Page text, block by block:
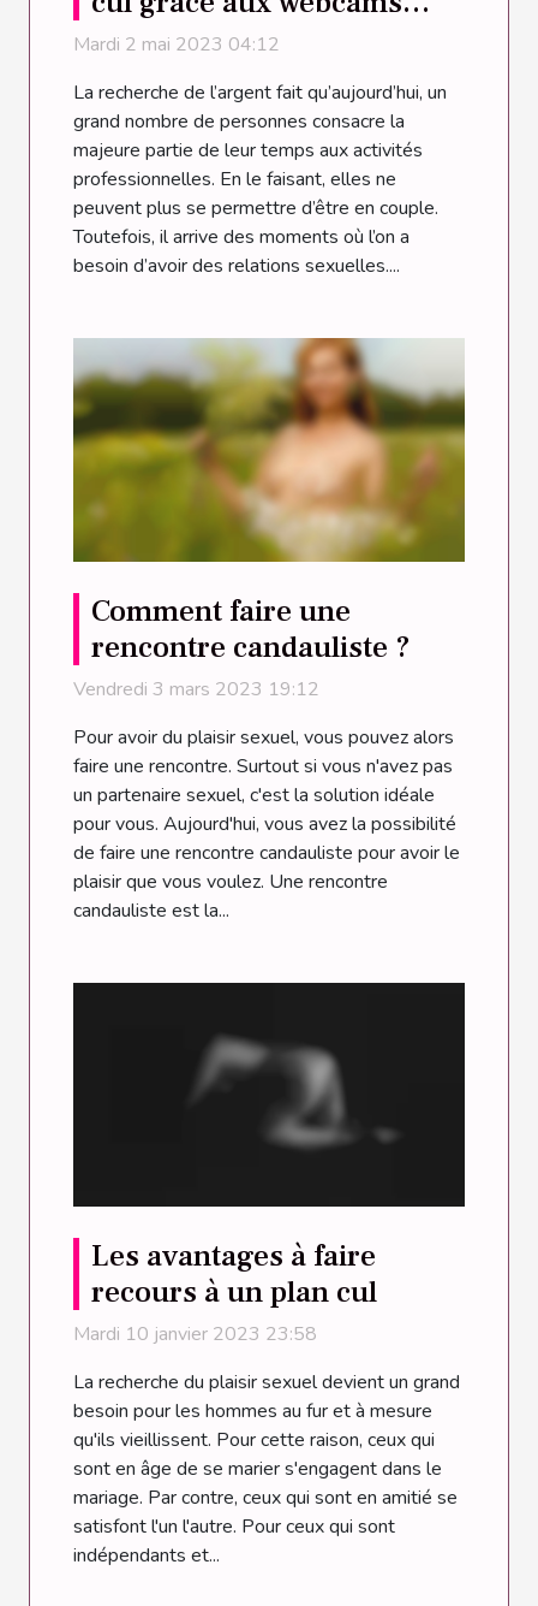
porno ?
Mardi 2 mai 2023 04:12
La recherche de l’argent fait qu’aujourd’hui, un
grand nombre de personnes consacre la
majeure partie de leur temps aux activités
professionnelles. En le faisant, elles ne
peuvent plus se permettre d’être en couple.
Toutefois, il arrive des moments où l’on a
besoin d’avoir des relations sexuelles....
Comment faire une
rencontre candauliste ?
Vendredi 3 mars 2023 19:12
Pour avoir du plaisir sexuel, vous pouvez alors
faire une rencontre. Surtout si vous n'avez pas
un partenaire sexuel, c'est la solution idéale
pour vous. Aujourd'hui, vous avez la possibilité
de faire une rencontre candauliste pour avoir le
plaisir que vous voulez. Une rencontre
candauliste est la...
Les avantages à faire
recours à un plan cul
Mardi 10 janvier 2023 23:58
La recherche du plaisir sexuel devient un grand
besoin pour les hommes au fur et à mesure
qu'ils vieillissent. Pour cette raison, ceux qui
sont en âge de se marier s'engagent dans le
mariage. Par contre, ceux qui sont en amitié se
satisfont l'un l'autre. Pour ceux qui sont
indépendants et...